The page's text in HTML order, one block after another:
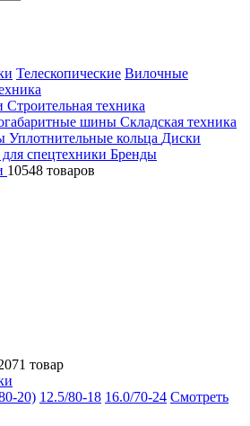
Телескопические Вилочные
Строительная техника
шины Складская техника
Уплотнительные кольца Диски
спецтехники Бренды
10548 товаров
товар
20) 12.5/80-18 16.0/70-24 Смотреть